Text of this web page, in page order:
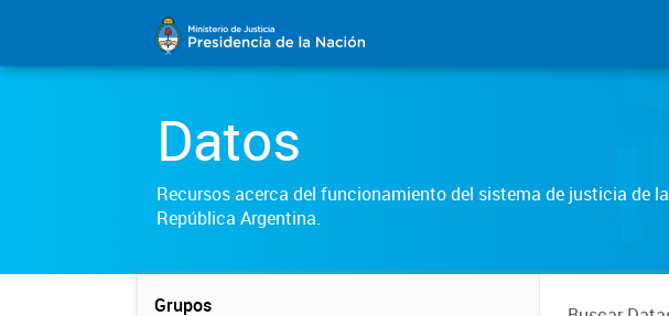
Datos
Recursos acerca del funcionamiento del sistema de justicia de la
República Argentina.
Grupos